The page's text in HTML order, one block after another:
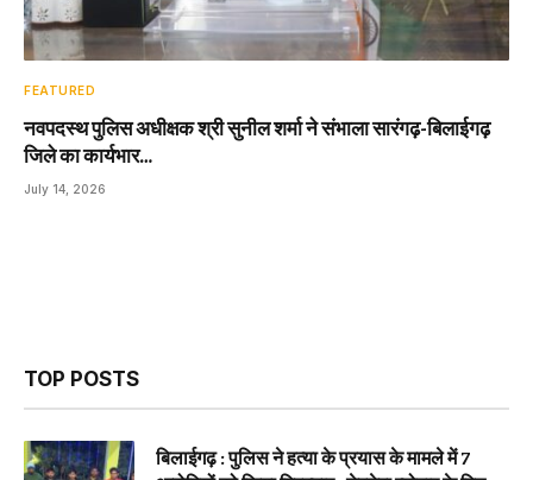
FEATURED
नवपदस्थ पुलिस अधीक्षक श्री सुनील शर्मा ने संभाला सारंगढ़-बिलाईगढ़
जिले का कार्यभार…
July 14, 2026
TOP POSTS
बिलाईगढ़ : पुलिस ने हत्या के प्रयास के मामले में 7